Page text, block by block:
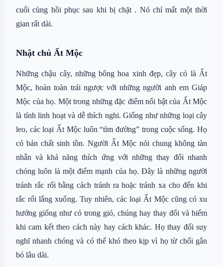
cuối cùng hồi phục sau khi bị chặt . Nó chỉ mất một thời
gian rất dài.
Nhật chủ Ất Mộc
Những chậu cây, những bông hoa xinh đẹp, cây cỏ là Ất
Mộc, hoàn toàn trái ngược với những người anh em Giáp
Mộc của họ. Một trong những đặc điểm nổi bật của Ất Mộc
là tính linh hoạt và dễ thích nghi. Giống như những loại cây
leo, các loại Ất Mộc luôn “tìm đường” trong cuộc sống. Họ
có bản chất sinh tồn. Người Ất Mộc nói chung không tàn
nhẫn và khả năng thích ứng với những thay đổi nhanh
chóng luôn là một điểm mạnh của họ. Đây là những người
tránh rắc rối bằng cách tránh ra hoặc tránh xa cho đến khi
rắc rối lắng xuống. Tuy nhiên, các loại Ất Mộc cũng có xu
hướng giống như cỏ trong gió, chúng hay thay đổi và hiếm
khi cam kết theo cách này hay cách khác. Họ thay đổi suy
nghĩ nhanh chóng và có thể khó theo kịp vì họ từ chối gắn
bó lâu dài.